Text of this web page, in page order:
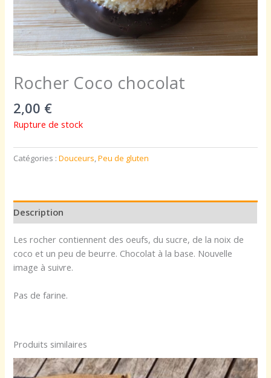
Rocher Coco chocolat
2,00 €
Rupture de stock
Catégories :Douceurs,Peu de gluten
Description
Les rocher contiennent des oeufs, du sucre, de la noix de
coco et un peu de beurre. Chocolat à la base. Nouvelle
image à suivre.
Pas de farine.
Produits similaires